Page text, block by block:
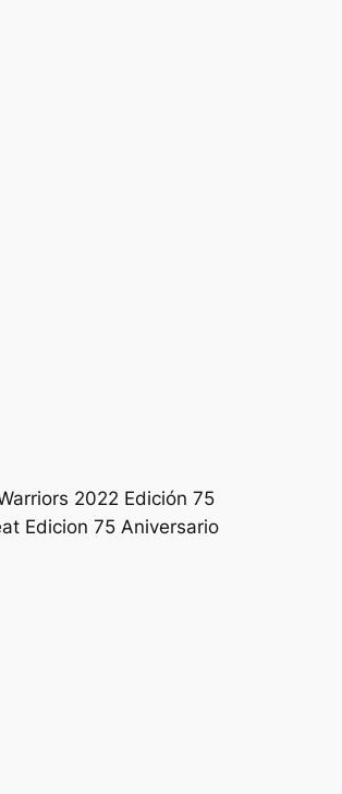
2022 Edición 75
Edicion 75 Aniversario